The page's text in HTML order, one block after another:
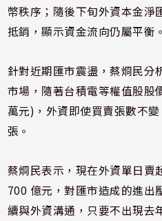
幣秩序；隨後下旬外資本金淨
抵銷，顯示資金流向仍屬平衡。
針對近期匯市震盪，蔡烱民分
市場，隨著台積電等權值股股
萬元)，外資即使買賣張數不
張。
蔡烱民表示，現在外資單日賣
700 億元，對匯市造成的進出
續與外資溝通，只要不出現去